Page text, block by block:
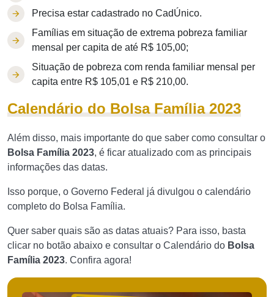
Precisa estar cadastrado no CadÚnico.
Famílias em situação de extrema pobreza familiar
mensal per capita de até R$ 105,00;
Situação de pobreza com renda familiar mensal per
capita entre R$ 105,01 e R$ 210,00.
Calendário do Bolsa Família 2023
Além disso, mais importante do que saber como consultar o
Bolsa Família 2023, é ficar atualizado com as principais
informações das datas.
Isso porque, o Governo Federal já divulgou o calendário
completo do Bolsa Família.
Quer saber quais são as datas atuais? Para isso, basta
clicar no botão abaixo e consultar o Calendário do Bolsa
Família 2023. Confira agora!